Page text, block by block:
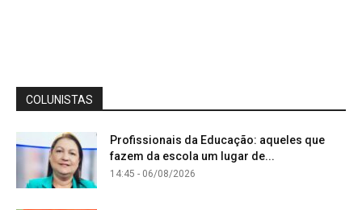
COLUNISTAS
Profissionais da Educação: aqueles que
fazem da escola um lugar de...
14:45 - 06/08/2026